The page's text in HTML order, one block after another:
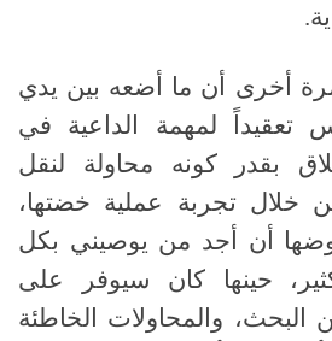
.
مرة أخرى أن ما أضعه بين يدي
تعقيداً لمهمة الداعية في
بقدر كونه محاولة لنقل
خلال تجربة عملية خضتها،
أن أجد من يوصيني بكل
حينها كان سيوفر على
والمحاولات الخاطئة